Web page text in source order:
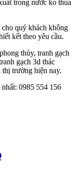
trong nước ko thua
quý khách không
kết theo yêu cầu.
thủy, tranh gạch
gạch 3d thác
trường hiện nay.
0985 554 156